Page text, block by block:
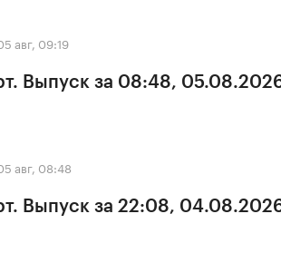
авг, 09:19
Выпуск за 08:48,
авг, 08:48
Выпуск за 22:08,